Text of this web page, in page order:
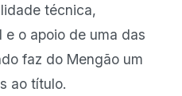
técnica,
e o apoio de uma das
faz do Mengão um
ao título.